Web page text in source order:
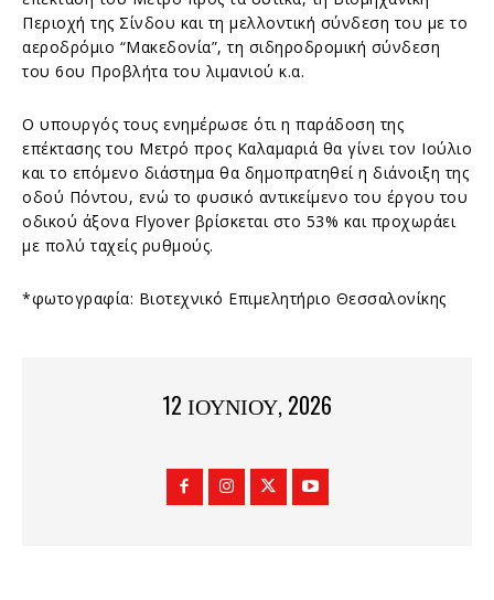
Περιοχή της Σίνδου και τη μελλοντική σύνδεση του με το
αεροδρόμιο “Μακεδονία”, τη σιδηροδρομική σύνδεση
του 6ου Προβλήτα του λιμανιού κ.α.
Ο υπουργός τους ενημέρωσε ότι η παράδοση της
επέκτασης του Μετρό προς Καλαμαριά θα γίνει τον Ιούλιο
και το επόμενο διάστημα θα δημοπρατηθεί η διάνοιξη της
οδού Πόντου, ενώ το φυσικό αντικείμενο του έργου του
οδικού άξονα Flyover βρίσκεται στο 53% και προχωράει
με πολύ ταχείς ρυθμούς.
*φωτογραφία: Βιοτεχνικό Επιμελητήριο Θεσσαλονίκης
12 ΙΟΥΝΊΟΥ, 2026